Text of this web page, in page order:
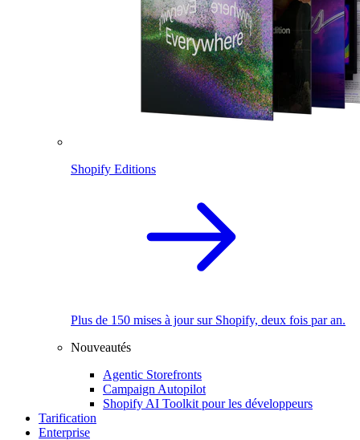
Shopify Editions
Plus de 150 mises à jour sur Shopify, deux fois par an.
Nouveautés
Agentic Storefronts
Campaign Autopilot
Shopify AI Toolkit pour les développeurs
Tarification
Enterprise